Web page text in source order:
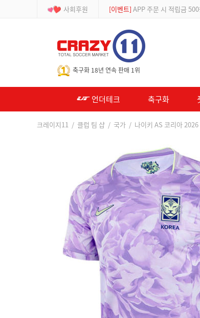
사회후원 [이벤트] APP 주문 시 적립금
축구화 18년 연속 판매 1위
언더테크 축구화
크레이지11 / 클럽 팀 샵 / 국가 / 나이키 AS 코리아